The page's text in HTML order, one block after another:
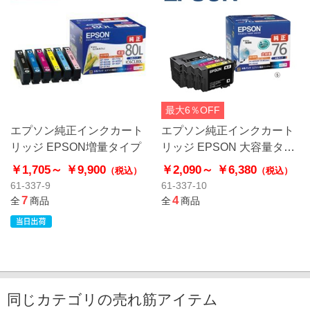
エプソン純正インクカート
リッジ EPSON増量タイプ
￥1,705～ ￥9,900 （税込）
61-337-9
全7商品
最大6％OFF
エプソン純正インクカート
リッジ EPSON 大容量タイ
プ
￥2,090～ ￥6,380（税込）
61-337-10
全4商品
同じカテゴリの売れ筋アイテム